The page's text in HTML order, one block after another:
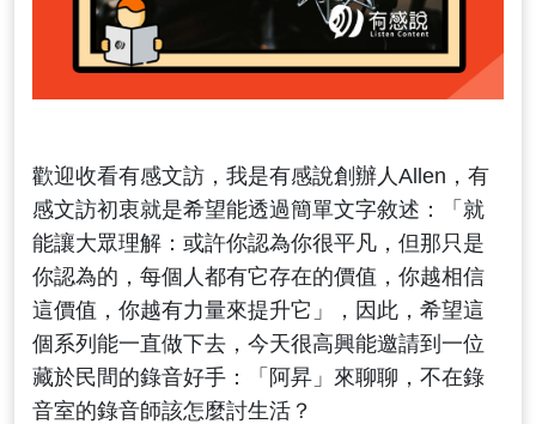
歡迎收看有感文訪，我是有感說創辦人Allen，有
感文訪初衷就是希望能透過簡單文字敘述：「就
能讓大眾理解：或許你認為你很平凡，但那只是
你認為的，每個人都有它存在的價值，你越相信
這價值，你越有力量來提升它」，因此，希望這
個系列能一直做下去，今天很高興能邀請到一位
藏於民間的錄音好手：「阿昇」來聊聊，不在錄
音室的錄音師該怎麼討生活？